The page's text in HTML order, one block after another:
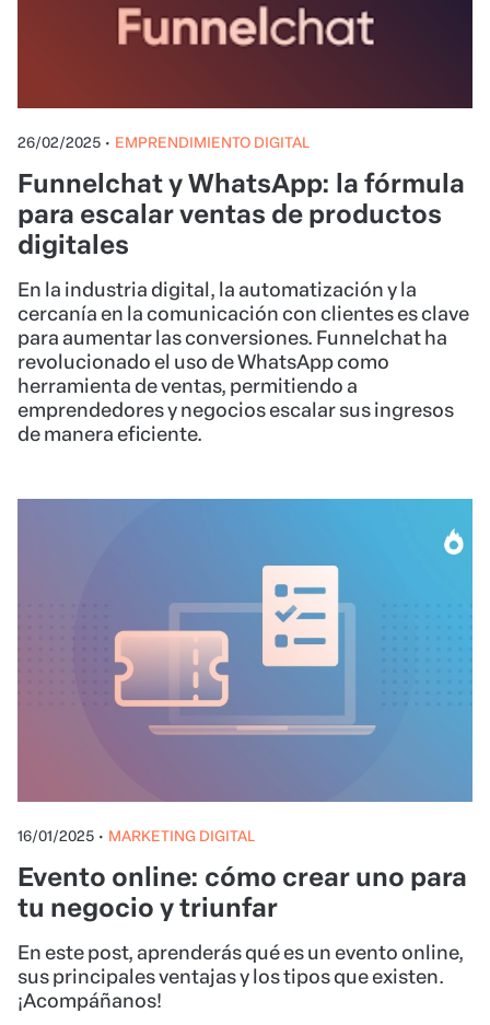
26/02/2025 • EMPRENDIMIENTO DIGITAL
Funnelchat y WhatsApp: la fórmula
para escalar ventas de productos
digitales
En la industria digital, la automatización y la
cercanía en la comunicación con clientes es clave
para aumentar las conversiones. Funnelchat ha
revolucionado el uso de WhatsApp como
herramienta de ventas, permitiendo a
emprendedores y negocios escalar sus ingresos
de manera eficiente.
16/01/2025 • MARKETING DIGITAL
Evento online: cómo crear uno para
tu negocio y triunfar
En este post, aprenderás qué es un evento online,
sus principales ventajas y los tipos que existen.
¡Acompáñanos!